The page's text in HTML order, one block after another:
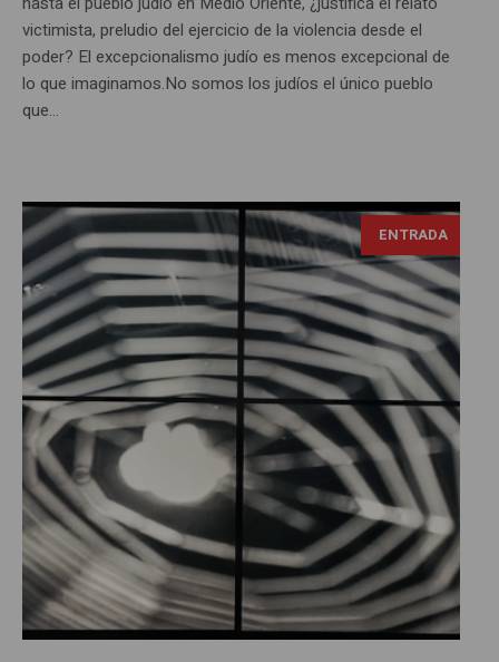
victimista, preludio del ejercicio de la violencia desde el
poder? El excepcionalismo judío es menos excepcional de
lo que imaginamos.No somos los judíos el único pueblo
que...
ENTRADA